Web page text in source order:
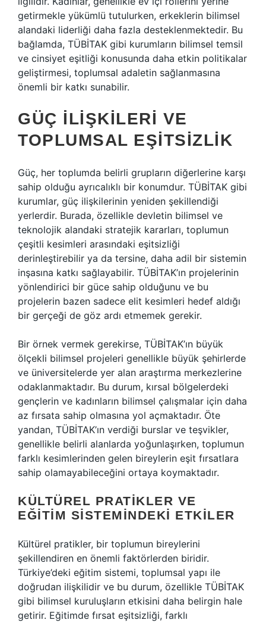
getirmekle yükümlü tutulurken, erkeklerin bilimsel
alandaki liderliği daha fazla desteklenmektedir. Bu
bağlamda, TÜBİTAK gibi kurumların bilimsel temsil
ve cinsiyet eşitliği konusunda daha etkin politikalar
geliştirmesi, toplumsal adaletin sağlanmasına
önemli bir katkı sunabilir.
GÜÇ İLIŞKILERI VE
TOPLUMSAL EŞITSIZLIK
Güç, her toplumda belirli grupların diğerlerine karşı
sahip olduğu ayrıcalıklı bir konumdur. TÜBİTAK gibi
kurumlar, güç ilişkilerinin yeniden şekillendiği
yerlerdir. Burada, özellikle devletin bilimsel ve
teknolojik alandaki stratejik kararları, toplumun
çeşitli kesimleri arasındaki eşitsizliği
derinleştirebilir ya da tersine, daha adil bir sistemin
inşasına katkı sağlayabilir. TÜBİTAK’ın projelerinin
yönlendirici bir güce sahip olduğunu ve bu
projelerin bazen sadece elit kesimleri hedef aldığı
bir gerçeği de göz ardı etmemek gerekir.
Bir örnek vermek gerekirse, TÜBİTAK’ın büyük
ölçekli bilimsel projeleri genellikle büyük şehirlerde
ve üniversitelerde yer alan araştırma merkezlerine
odaklanmaktadır. Bu durum, kırsal bölgelerdeki
gençlerin ve kadınların bilimsel çalışmalar için daha
az fırsata sahip olmasına yol açmaktadır. Öte
yandan, TÜBİTAK’ın verdiği burslar ve teşvikler,
genellikle belirli alanlarda yoğunlaşırken, toplumun
farklı kesimlerinden gelen bireylerin eşit fırsatlara
sahip olamayabileceğini ortaya koymaktadır.
KÜLTÜREL PRATIKLER VE
EĞITIM SISTEMINDEKI ETKILER
Kültürel pratikler, bir toplumun bireylerini
şekillendiren en önemli faktörlerden biridir.
Türkiye’deki eğitim sistemi, toplumsal yapı ile
doğrudan ilişkilidir ve bu durum, özellikle TÜBİTAK
gibi bilimsel kuruluşların etkisini daha belirgin hale
getirir. Eğitimde fırsat eşitsizliği, farklı